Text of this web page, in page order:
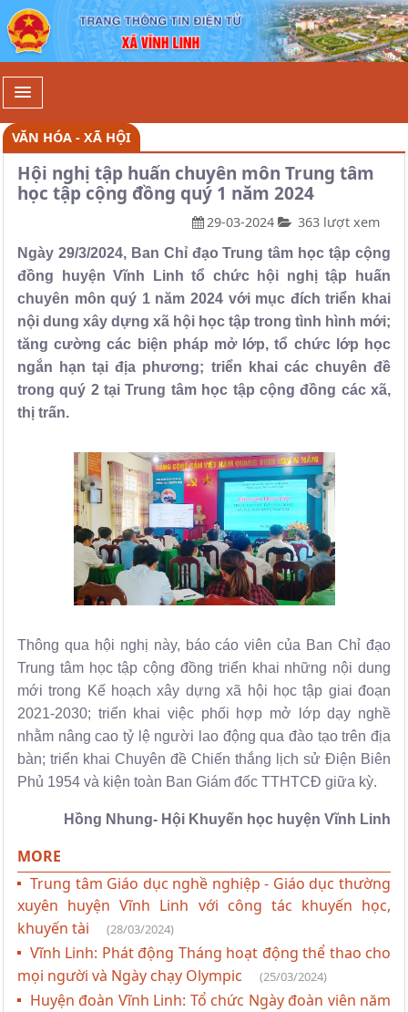
Chi tiết - Xã Vĩnh Linh
VĂN HÓA - XÃ HỘI
Hội nghị tập huấn chuyên môn Trung tâm
học tập cộng đồng quý 1 năm 2024
29-03-2024 363 lượt xem
Ngày 29/3/2024, Ban Chỉ đạo Trung tâm học tập cộng
đồng huyện Vĩnh Linh tổ chức hội nghị tập huấn
chuyên môn quý 1 năm 2024 với mục đích triển khai
nội dung xây dựng xã hội học tập trong tình hình mới;
tăng cường các biện pháp mở lớp, tổ chức lớp học
ngắn hạn tại địa phương; triển khai các chuyên đề
trong quý 2 tại Trung tâm học tập cộng đồng các xã,
thị trấn.
Thông qua hội nghị này, báo cáo viên của Ban Chỉ đạo
Trung tâm học tập cộng đồng triển khai những nội dung
mới trong Kế hoạch xây dựng xã hội học tập giai đoạn
2021-2030; triển khai việc phối hợp mở lớp dạy nghề
nhằm nâng cao tỷ lệ người lao động qua đào tạo trên địa
bàn; triển khai Chuyên đề Chiến thắng lịch sử Điện Biên
Phủ 1954 và kiện toàn Ban Giám đốc TTHTCĐ giữa kỳ.
Hồng Nhung- Hội Khuyến học huyện Vĩnh Linh
MORE
Trung tâm Giáo dục nghề nghiệp - Giáo dục thường
xuyên huyện Vĩnh Linh với công tác khuyến học,
khuyến tài
(28/03/2024)
Vĩnh Linh: Phát động Tháng hoạt động thể thao cho
mọi người và Ngày chạy Olympic
(25/03/2024)
Huyện đoàn Vĩnh Linh: Tổ chức Ngày đoàn viên năm